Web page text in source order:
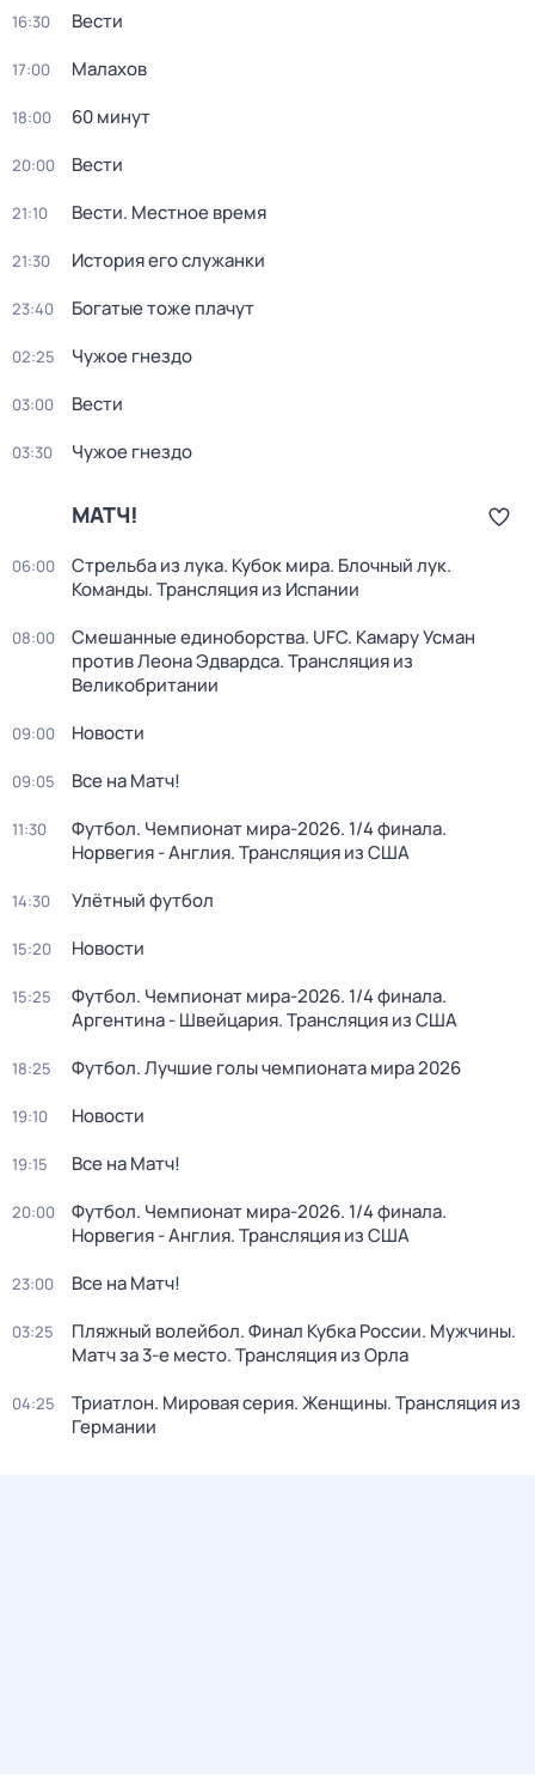
16:30 Вести
17:00 Малахов
18:00 60 минут
20:00 Вести
21:10 Вести. Местное время
21:30 История его служанки
23:40 Богатые тоже плачут
02:25 Чужое гнездо
03:00 Вести
03:30 Чужое гнездо
МАТЧ!
06:00
Стрельба из лука. Кубок мира. Блочный лук.
Команды. Трансляция из Испании
08:00
Смешанные единоборства. UFC. Камару Усман
против Леона Эдвардса. Трансляция из
Великобритании
09:00 Новости
09:05 Все на Матч!
11:30
Футбол. Чемпионат мира-2026. 1/4 финала.
Норвегия - Англия. Трансляция из США
14:30 Улётный футбол
15:20 Новости
15:25
Футбол. Чемпионат мира-2026. 1/4 финала.
Аргентина - Швейцария. Трансляция из США
18:25 Футбол. Лучшие голы чемпионата мира 2026
19:10 Новости
19:15 Все на Матч!
20:00
Футбол. Чемпионат мира-2026. 1/4 финала.
Норвегия - Англия. Трансляция из США
23:00 Все на Матч!
03:25
Пляжный волейбол. Финал Кубка России. Мужчины.
Матч за 3-е место. Трансляция из Орла
04:25
Триатлон. Мировая серия. Женщины. Трансляция из
Германии